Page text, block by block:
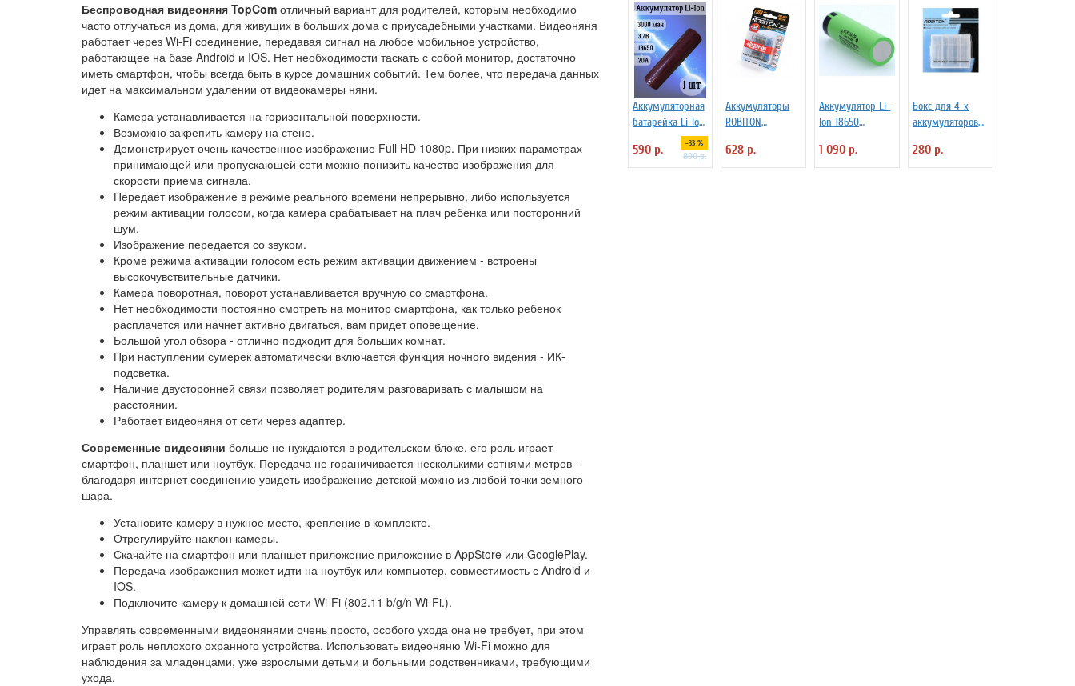
Беспроводная видеоняня TopCom отличный вариант для родителей, которым необходимо
часто отлучаться из дома, для живущих в больших дома с приусадебными участками. Видеоняня
работает через Wi-Fi соединение, передавая сигнал на любое мобильное устройство,
работающее на базе Android и IOS. Нет необходимости таскать с собой монитор, достаточно
иметь смартфон, чтобы всегда быть в курсе домашних событий. Тем более, что передача данных
идет на максимальном удалении от видеокамеры няни.
Камера устанавливается на горизонтальной поверхности.
Возможно закрепить камеру на стене.
Демонстрирует очень качественное изображение Full HD 1080p. При низких параметрах
принимающей или пропускающей сети можно понизить качество изображения для
скорости приема сигнала.
Передает изображение в режиме реального времени непрерывно, либо используется
режим активации голосом, когда камера срабатывает на плач ребенка или посторонний
шум.
Изображение передается со звуком.
Кроме режима активации голосом есть режим активации движением - встроены
высокочувствительные датчики.
Камера поворотная, поворот устанавливается вручную со смартфона.
Нет необходимости постоянно смотреть на монитор смартфона, как только ребенок
расплачется или начнет активно двигаться, вам придет оповещение.
Большой угол обзора - отлично подходит для больших комнат.
При наступлении сумерек автоматически включается функция ночного видения - ИК-
подсветка.
Наличие двусторонней связи позволяет родителям разговаривать с малышом на
расстоянии.
Работает видеоняня от сети через адаптер.
Современные видеоняни больше не нуждаются в родительском блоке, его роль играет
смартфон, планшет или ноутбук. Передача не гораничивается несколькими сотнями метров -
благодаря интернет соединению увидеть изображение детской можно из любой точки земного
шара.
Установите камеру в нужное место, крепление в комплекте.
Отрегулируйте наклон камеры.
Скачайте на смартфон или планшет приложение приложение в AppStore или GooglePlay.
Передача изображения может идти на ноутбук или компьютер, совместимость с Android и
IOS.
Подключите камеру к домашней сети Wi-Fi (802.11 b/g/n Wi-Fi.).
Управлять современными видеонянями очень просто, особого ухода она не требует, при этом
играет роль неплохого охранного устройства. Использовать видеоняню Wi-Fi можно для
наблюдения за младенцами, уже взрослыми детьми и больными родственниками, требующими
ухода.
Аккумуляторная
батарейка Li-Ion
18650, 3000мАч
3.7В, 20A,
высокомощный,
590 р. -33 %
890 р.
Аккумуляторы
ROBITON
4/box, ААА, 4 шт.
628 р.
Аккумулятор Li-
Ion 18650
(ячейка
Panasonic
1 090 р.
Бокс для 4-х
аккумуляторов
BL1, арт. 1131
280 р.